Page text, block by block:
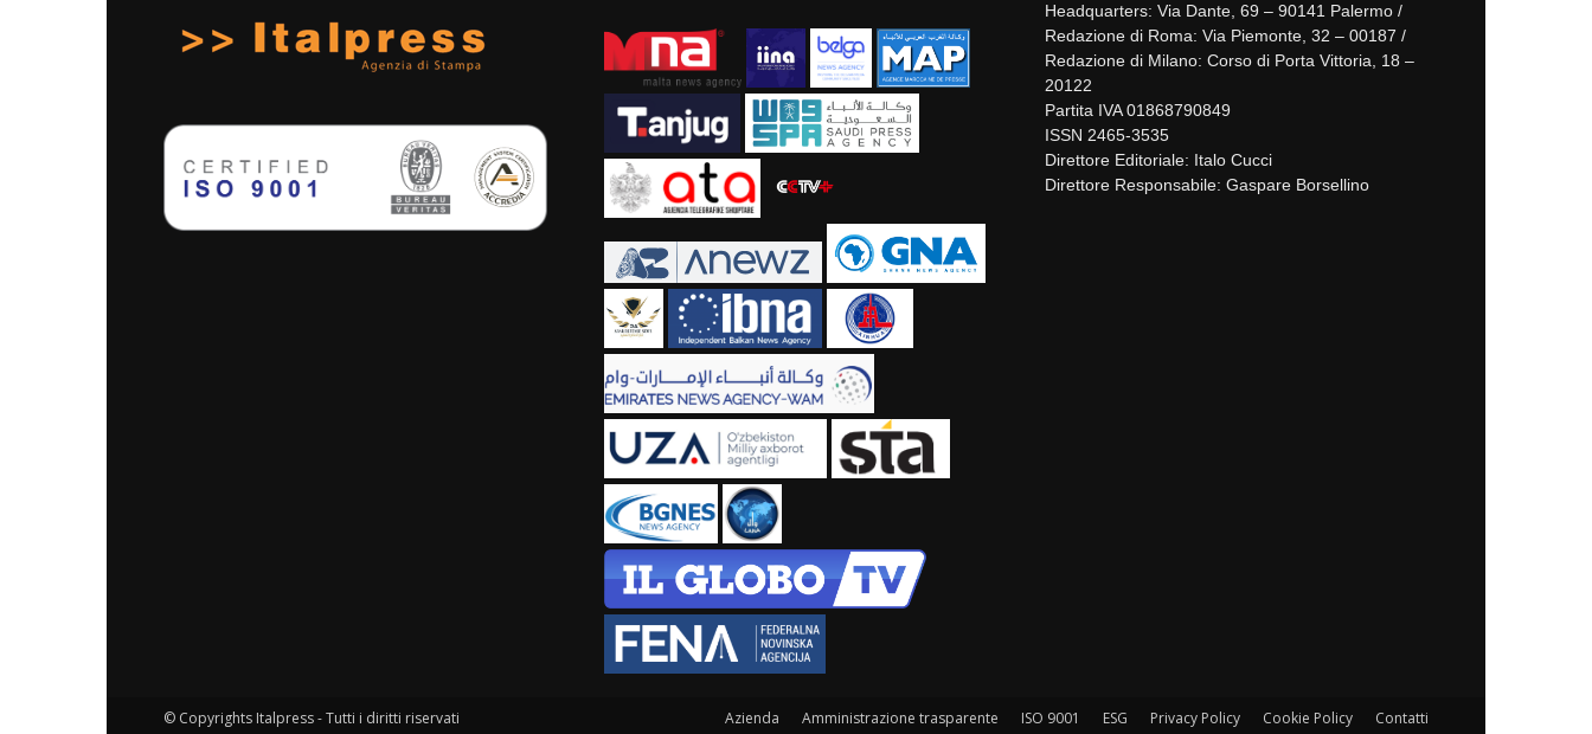
Headquarters: Via Dante, 69 – 90141 Palermo /
Redazione di Roma: Via Piemonte, 32 – 00187 /
Redazione di Milano: Corso di Porta Vittoria, 18 –
20122
Partita IVA 01868790849
ISSN 2465-3535
Direttore Editoriale: Italo Cucci
Direttore Responsabile: Gaspare Borsellino
Azienda Amministrazione trasparente ISO 9001 ESG Privacy Policy Cookie Policy Contatti
© Copyrights Italpress - Tutti i diritti riservati